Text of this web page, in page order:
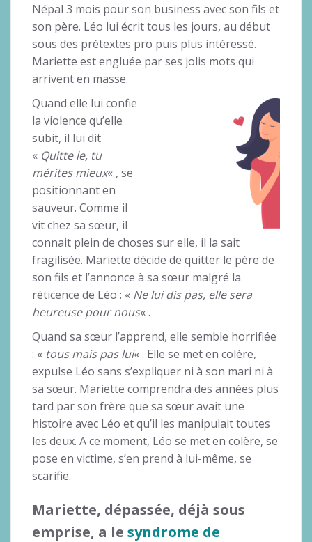
Népal 3 mois pour son business avec son fils et
son père. Léo lui écrit tous les jours, au début
sous des prétextes pro puis plus intéressé.
Mariette est engluée par ses jolis mots qui
arrivent en masse.
Quand elle lui confie
la violence qu’elle
subit, il lui dit
« Quitte le, tu
mérites mieux« , se
positionnant en
sauveur. Comme il
vit chez sa sœur, il
connait plein de choses sur elle, il la sait
fragilisée. Mariette décide de quitter le père de
son fils et l’annonce à sa sœur malgré la
réticence de Léo : « Ne lui dis pas, elle sera
heureuse pour nous« .
Quand sa sœur l’apprend, elle semble horrifiée
: « tous mais pas lui« . Elle se met en colère,
expulse Léo sans s’expliquer ni à son mari ni à
sa sœur. Mariette comprendra des années plus
tard par son frère que sa sœur avait une
histoire avec Léo et qu’il les manipulait toutes
les deux. A ce moment, Léo se met en colère, se
pose en victime, s’en prend à lui-même, se
scarifie.
Mariette, dépassée, déjà sous
emprise, a le syndrome de